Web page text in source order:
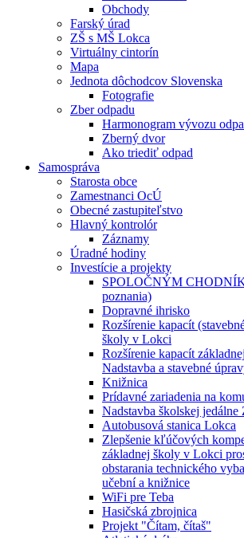
Obchody
Farský úrad
ZŠ s MŠ Lokca
Virtuálny cintorín
Mapa
Jednota dôchodcov Slovenska
Fotografie
Zber odpadu
Harmonogram vývozu
Zberný dvor
Ako triediť odpad
Samospráva
Starosta obce
Zamestnanci OcÚ
Obecné zastupiteľstvo
Hlavný kontrolór
Záznamy
Úradné hodiny
Investície a projekty
SPOLOČNÝM
poznania)
Dopravné ihrisko
Rozšírenie kapacít
školy v Lokci
Rozšírenie kapacít
Nadstavba a stavebné
Knižnica
Prídavné zariadenia na
Nadstavba školskej jedálne
Autobusová stanica Lokca
Zlepšenie kľúčových
základnej školy v Lokci
obstarania technického
učební a knižnice
WiFi pre Teba
Hasičská zbrojnica
Projekt "Čítam, čítaš"